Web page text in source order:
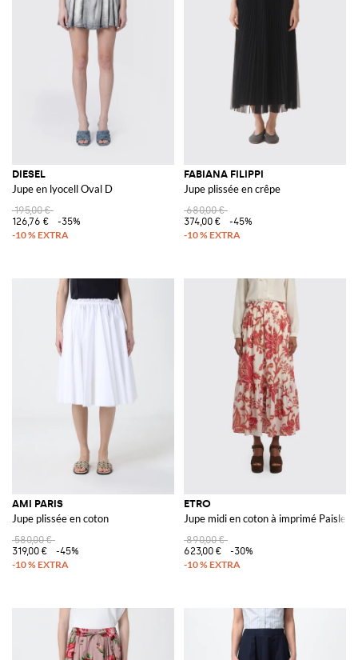
DIESEL
Jupe en lyocell Oval D
195,00 €
126,76 €
-35%
FABIANA FILIPPI
Jupe plissée en crêpe
680,00 €
374,00 €
-45%
AMI PARIS
Jupe plissée en coton
580,00 €
319,00 €
-45%
ETRO
Jupe midi en coton à imprimé Paisley
890,00 €
623,00 €
-30%